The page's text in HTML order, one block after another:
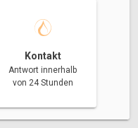
Kontakt
Antwort innerhalb
von 24 Stunden